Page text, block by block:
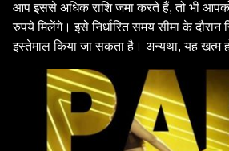
आप इससे अधिक राशि जमा करते हैं, तो भी
रुपये मिलेंगे। इसे निर्धारित समय सीमा के दौरान
इस्तेमाल किया जा सकता है। अन्यथा, यह खत्म